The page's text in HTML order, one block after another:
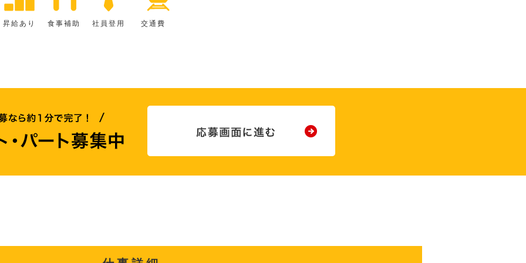
昇給あり 食事補助 社員登用 交通費